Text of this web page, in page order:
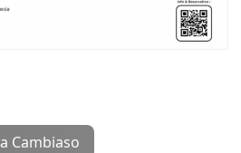
Cambiaso